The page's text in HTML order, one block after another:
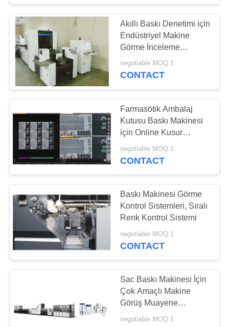
Çiçek Sıralama
0
Elektronik Muayene
Ekipmanları
21
Kalite Kontrol Görüş
Akıllı Baskı Denetimi için
Endüstriyel Makine
Görme İnceleme
Sistemleri
negotiable MOQ:1
CONTACT
Farmasötik Ambalaj
Kutusu Baskı Makinesi
için Online Kusur
Kontrol Sistemi
negotiable MOQ:1
CONTACT
Baskı Makinesi Görme
Kontrol Sistemleri, Sıralı
Renk Kontrol Sistemi
negotiable MOQ:1
CONTACT
Sac Baskı Makinesi İçin
Çok Amaçlı Makine
Görüş Muayene
Sistemleri
negotiable MOQ:1